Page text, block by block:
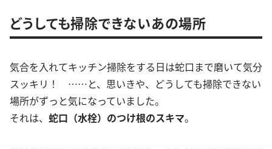
どうしても掃除できないあの場所
気合を入れてキッチン掃除をする日は蛇口まで磨いて気分
スッキリ！ ……と、思いきや、どうしても掃除できない
場所がずっと気になっていました。
それは、 蛇口（水栓）のつけ根のスキマ。